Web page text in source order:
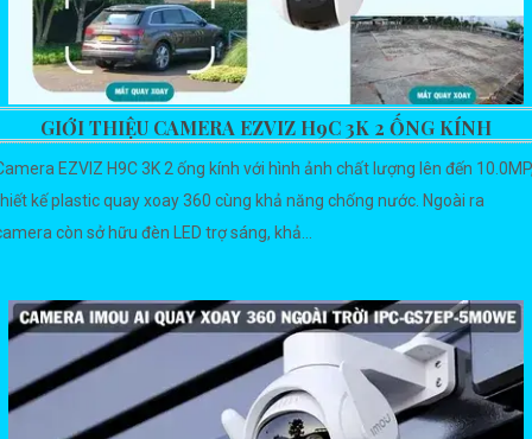
GIỚI THIỆU CAMERA EZVIZ H9C 3K 2 ỐNG KÍNH
EZVIZ H9C 3K 2 ống kính với hình ảnh chất lượng lên đến
kế plastic quay xoay 360 cùng khả năng chống nước. Ngoài ra
còn sở hữu đèn LED trợ sáng, khả...